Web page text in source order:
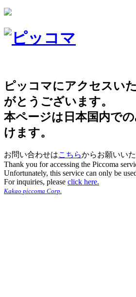
ピッコマにアクセスい
がとうございます。
本ページは日本国内で
けます。
お問い合わせはこちらからお願いいた
Thank you for accessing the Piccoma
Unfortunately, this service can only be
For inquiries, please click here.
Kakao piccoma Corp.